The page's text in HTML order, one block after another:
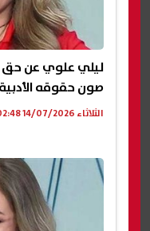
ليلي علوي عن حق
صون حقوقه
الثلاثاء 14/07/2026 02:48 م